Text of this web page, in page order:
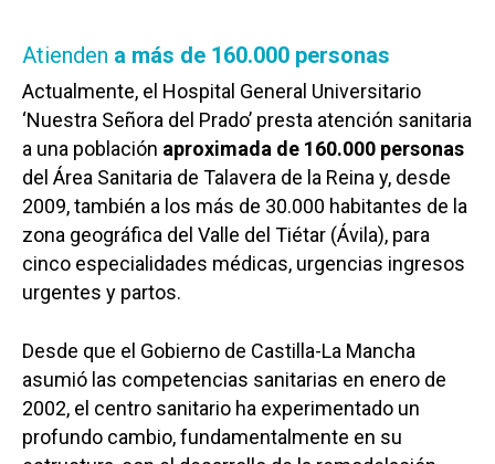
Atienden a más de 160.000 personas
Actualmente, el Hospital General Universitario
‘Nuestra Señora del Prado’ presta atención sanitaria
a una población aproximada de 160.000 personas
del Área Sanitaria de Talavera de la Reina y, desde
2009, también a los más de 30.000 habitantes de la
zona geográfica del Valle del Tiétar (Ávila), para
cinco especialidades médicas, urgencias ingresos
urgentes y partos.
Desde que el Gobierno de Castilla-La Mancha
asumió las competencias sanitarias en enero de
2002, el centro sanitario ha experimentado un
profundo cambio, fundamentalmente en su